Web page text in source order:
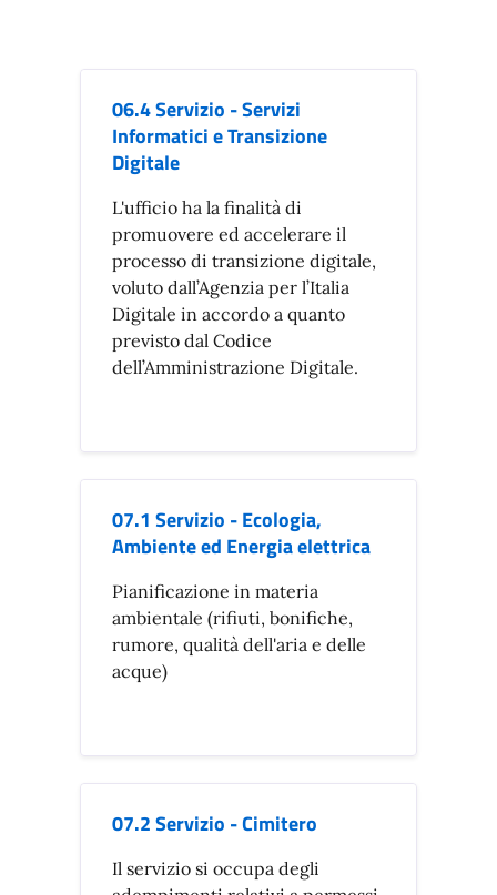
06.4 Servizio - Servizi
Informatici e Transizione
Digitale
L'ufficio ha la finalità di
promuovere ed accelerare il
processo di transizione digitale,
voluto dall’Agenzia per l’Italia
Digitale in accordo a quanto
previsto dal Codice
dell’Amministrazione Digitale.
07.1 Servizio - Ecologia,
Ambiente ed Energia elettrica
Pianificazione in materia
ambientale (rifiuti, bonifiche,
rumore, qualità dell'aria e delle
acque)
07.2 Servizio - Cimitero
Il servizio si occupa degli